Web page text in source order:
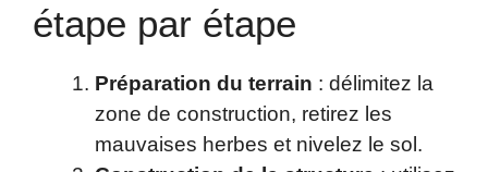
étape par étape
Préparation du terrain : délimitez la
zone de construction, retirez les
mauvaises herbes et nivelez le sol.